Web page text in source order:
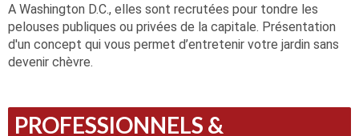
A Washington D.C., elles sont recrutées pour tondre les
pelouses publiques ou privées de la capitale. Présentation
d'un concept qui vous permet d’entretenir votre jardin sans
devenir chèvre.
PROFESSIONNELS &